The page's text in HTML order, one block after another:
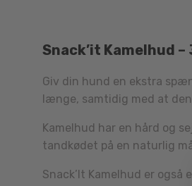
Snack’it Kamelhud –
Giv din hund en ekstra
længe, samtidig med at
Kamelhud har en hård og
tandkødet på en naturlig
Snack’It Kamelhud er